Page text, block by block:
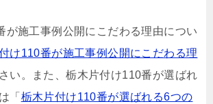
が施工事例公開にこだわる理由につい
け110番が施工事例公開にこだわる理
い。また、栃木片付け110番が選ばれ
「 栃木片付け110番が選ばれる6つの